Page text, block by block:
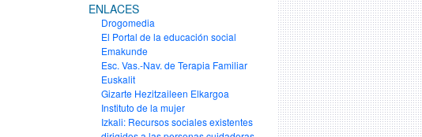
ENLACES
Drogomedia
El Portal de la educación social
Emakunde
Esc. Vas.-Nav. de Terapia Familiar
Euskalit
Gizarte Hezitzaileen Elkargoa
Instituto de la mujer
Izkali: Recursos sociales existentes